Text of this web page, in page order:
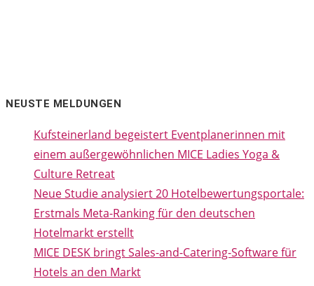
NEUSTE MELDUNGEN
Kufsteinerland begeistert Eventplanerinnen mit
einem außergewöhnlichen MICE Ladies Yoga &
Culture Retreat
Neue Studie analysiert 20 Hotelbewertungsportale:
Erstmals Meta-Ranking für den deutschen
Hotelmarkt erstellt
MICE DESK bringt Sales-and-Catering-Software für
Hotels an den Markt